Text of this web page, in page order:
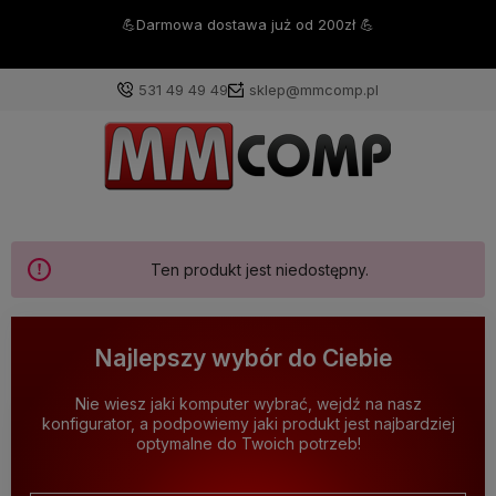
💪Darmowa dostawa już od 200zł 💪
531 49 49 49 sklep@mmcomp.pl
Ten produkt jest niedostępny.
Najlepszy wybór do Ciebie
Nie wiesz jaki komputer wybrać, wejdź na nasz
konfigurator, a podpowiemy jaki produkt jest najbardziej
optymalne do Twoich potrzeb!